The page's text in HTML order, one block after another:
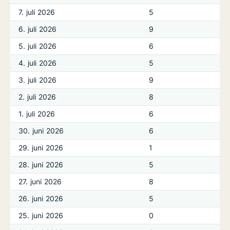
7. juli 2026
5
6. juli 2026
9
5. juli 2026
6
4. juli 2026
5
3. juli 2026
9
2. juli 2026
8
1. juli 2026
6
30. juni 2026
6
29. juni 2026
1
28. juni 2026
5
27. juni 2026
8
26. juni 2026
5
25. juni 2026
0